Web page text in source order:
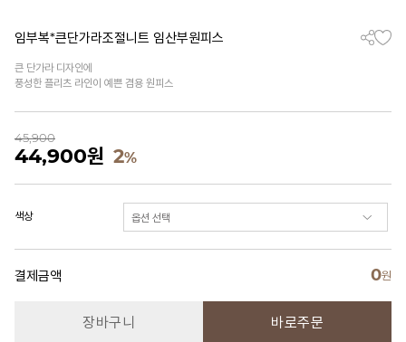
임부복*큰단가라조절니트 임산부원피스
큰 단가라 디자인에
풍성한 플리츠 라인이 예쁜 겸용 원피스
45,900
44,900원 2%
색상
결제금액 0원
장바구니 바로주문